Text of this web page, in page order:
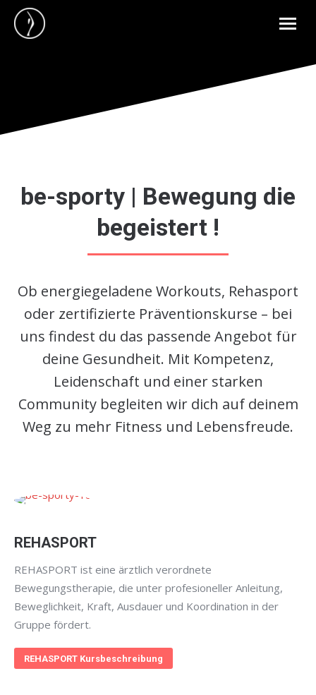
be-sporty | Bewegung die
begeistert !
Ob energiegeladene Workouts, Rehasport
oder zertifizierte Präventionskurse – bei
uns findest du das passende Angebot für
deine Gesundheit. Mit Kompetenz,
Leidenschaft und einer starken
Community begleiten wir dich auf deinem
Weg zu mehr Fitness und Lebensfreude.
REHASPORT
REHASPORT ist eine ärztlich verordnete
Bewegungstherapie, die unter profesioneller Anleitung,
Beweglichkeit, Kraft, Ausdauer und Koordination in der
Gruppe fördert.
REHASPORT Kursbeschreibung